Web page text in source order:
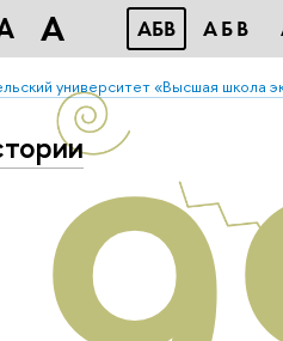
A АБB АБB
университет «Высшая школа